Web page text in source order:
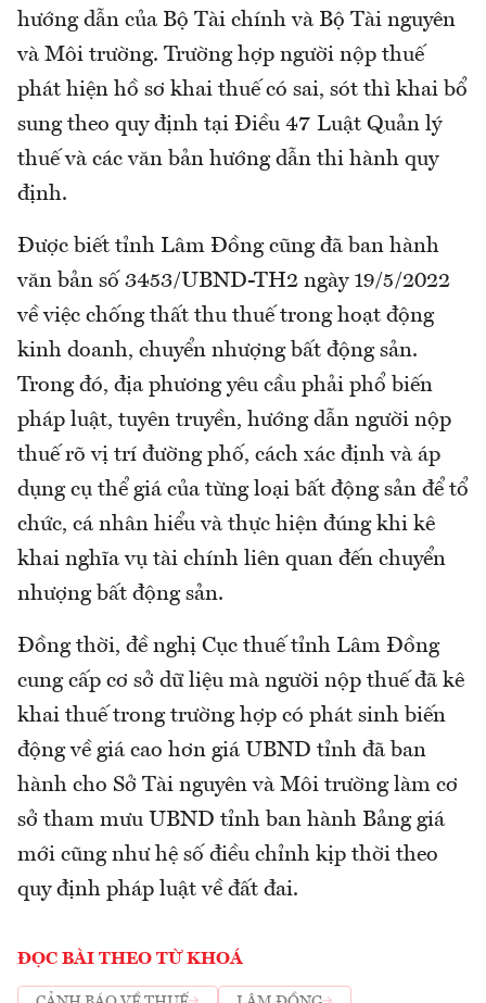
hướng dẫn của Bộ Tài chính và Bộ Tài nguyên
và Môi trường. Trường hợp người nộp thuế
phát hiện hồ sơ khai thuế có sai, sót thì khai bổ
sung theo quy định tại Điều 47 Luật Quản lý
thuế và các văn bản hướng dẫn thi hành quy
định.
Được biết tỉnh Lâm Đồng cũng đã ban hành
văn bản số 3453/UBND-TH2 ngày 19/5/2022
về việc chống thất thu thuế trong hoạt động
kinh doanh, chuyển nhượng bất động sản.
Trong đó, địa phương yêu cầu phải phổ biến
pháp luật, tuyên truyền, hướng dẫn người nộp
thuế rõ vị trí đường phố, cách xác định và áp
dụng cụ thể giá của từng loại bất động sản để tổ
chức, cá nhân hiểu và thực hiện đúng khi kê
khai nghĩa vụ tài chính liên quan đến chuyển
nhượng bất động sản.
Đồng thời, đề nghị Cục thuế tỉnh Lâm Đồng
cung cấp cơ sở dữ liệu mà người nộp thuế đã kê
khai thuế trong trường hợp có phát sinh biến
động về giá cao hơn giá UBND tỉnh đã ban
hành cho Sở Tài nguyên và Môi trường làm cơ
sở tham mưu UBND tỉnh ban hành Bảng giá
mới cũng như hệ số điều chỉnh kịp thời theo
quy định pháp luật về đất đai.
ĐỌC BÀI THEO TỪ KHOÁ